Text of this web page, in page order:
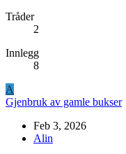
Tråder
2
Innlegg
8
A
Gjenbruk av gamle bukser
Feb 3, 2026
Alin